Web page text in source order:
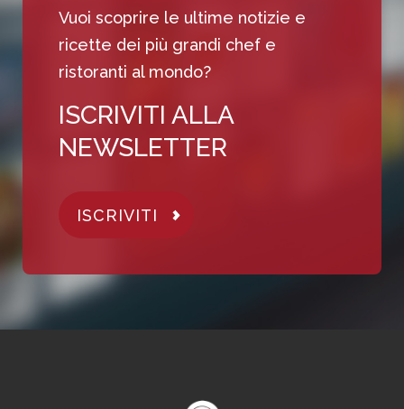
Vuoi scoprire le ultime notizie e
ricette dei più grandi chef e
ristoranti al mondo?
ISCRIVITI ALLA
NEWSLETTER
ISCRIVITI